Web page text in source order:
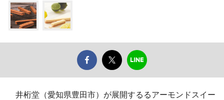
井桁堂（愛知県豊田市）が展開するるアーモンドスイー